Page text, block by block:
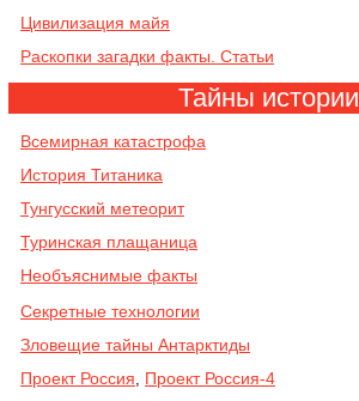
Цивилизация майя
Раскопки загадки факты. Статьи
Тайны истории
Всемирная катастрофа
История Титаника
Тунгусский метеорит
Туринская плащаница
Необъяснимые факты
Секретные технологии
Зловещие тайны Антарктиды
Проект Россия
Проект Россия-4